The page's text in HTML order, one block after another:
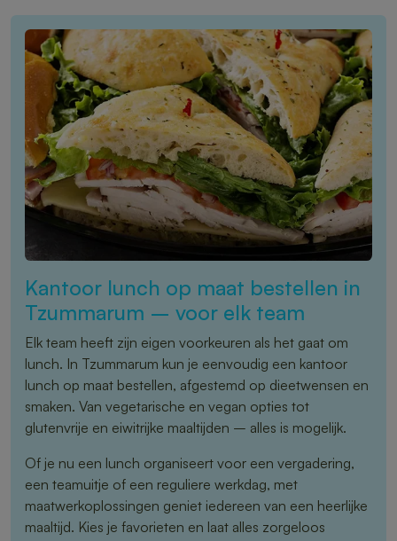
Kantoor lunch op maat bestellen in
Tzummarum – voor elk team
Elk team heeft zijn eigen voorkeuren als het gaat om
lunch. In Tzummarum kun je eenvoudig een kantoor
lunch op maat bestellen, afgestemd op dieetwensen en
smaken. Van vegetarische en vegan opties tot
glutenvrije en eiwitrijke maaltijden – alles is mogelijk.
Of je nu een lunch organiseert voor een vergadering,
een teamuitje of een reguliere werkdag, met
maatwerkoplossingen geniet iedereen van een heerlijke
maaltijd. Kies je favorieten en laat alles zorgeloos